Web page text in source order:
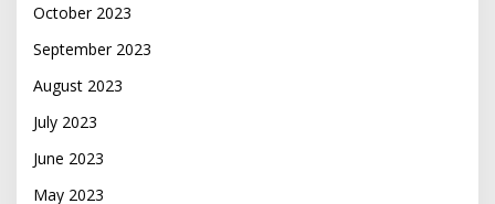
October 2023
September 2023
August 2023
July 2023
June 2023
May 2023